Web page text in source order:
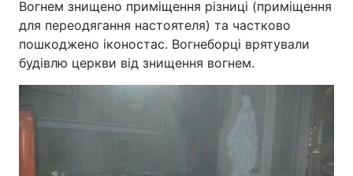
Архів Вакансії
Контакти
Вогнем знищено приміщення різниці (приміщення
для переодягання настоятеля) та частково
пошкоджено іконостас. Вогнеборці врятували
будівлю церкви від знищення вогнем.